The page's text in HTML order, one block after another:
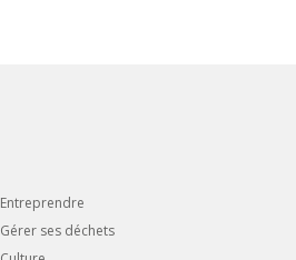
Entreprendre
Gérer ses déchets